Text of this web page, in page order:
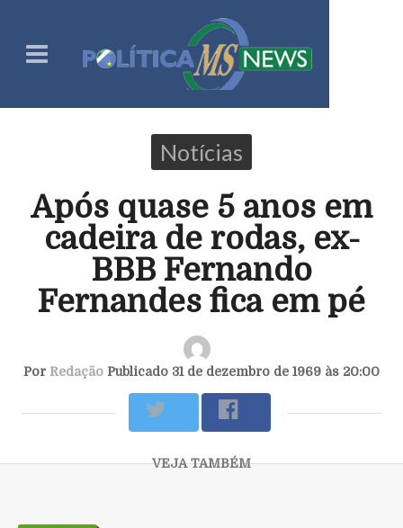
Notícias
Após quase 5 anos em
cadeira de rodas, ex-
BBB Fernando
Fernandes fica em pé
Por Redação Publicado 31 de dezembro de 1969 às 20:00